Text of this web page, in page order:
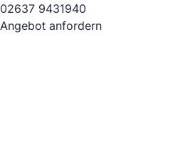
02637 9431940
Angebot anfordern